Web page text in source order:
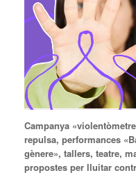
Campanya
repulsa, performances
gènere», tallers, teatre,
propostes per lluitar